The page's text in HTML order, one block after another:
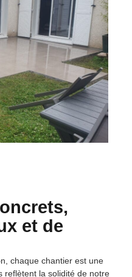
et de
chaque chantier est une
reflètent la solidité de notre